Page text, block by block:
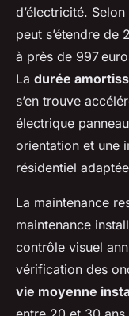
d’électricité.
peut s’étendre de
à près de 997
La durée
s’en trouve
électrique
orientation et une
résidentiel
La maintenance
maintenance
contrôle visuel
vérification des
vie moyenne